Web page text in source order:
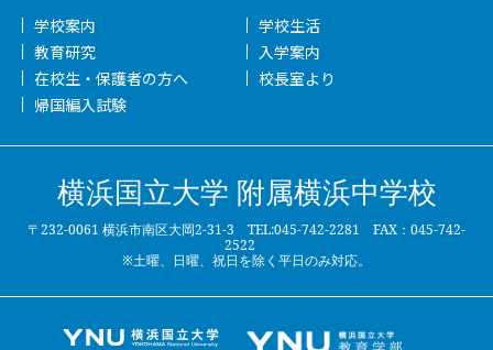
学校案内
学校生活
教育研究
入学案内
在校生・保護者の方へ
校長室より
帰国編入試験
横浜国立大学 附属横浜中学校
〒232-0061 横浜市南区大岡2-31-3 TEL:045-742-2281 FAX：045-742-
2522
※土曜、日曜、祝日を除く平日のみ対応。